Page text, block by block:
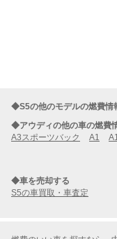
◆S5の他のモデルの燃費情
◆アウディの他の車の燃費
A3スポーツバック
A1
◆車を売却する
S5の車買取・車査定